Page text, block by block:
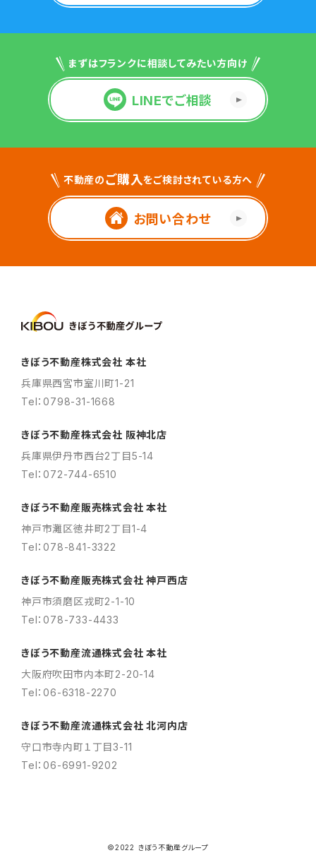
まずはフランクに相談してみたい方向け
LINEでご相談
不動産のご購入をご検討されている方へ
お問い合わせ
きぼう不動産株式会社 本社
兵庫県西宮市室川町1-21
Tel：0798-31-1668
きぼう不動産株式会社 阪神北店
兵庫県伊丹市西台2丁目5-14
Tel：072-744-6510
きぼう不動産販売株式会社 本社
神戸市灘区徳井町2丁目1-4
Tel：078-841-3322
きぼう不動産販売株式会社 神戸西店
神戸市須磨区戎町2-1-10
Tel：078-733-4433
きぼう不動産流通株式会社 本社
大阪府吹田市内本町2-20-14
Tel：06-6318-2270
きぼう不動産流通株式会社 北河内店
守口市寺内町１丁目3-11
Tel：06-6991-9202
©2022 きぼう不動産グループ